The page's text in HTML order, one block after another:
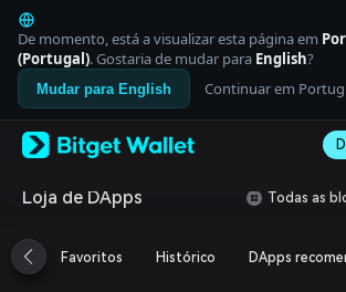
English
日本語
Tiếng Việt
Русский
Español (Latinoamérica)
Italiano
Deutsch
繁體中文
Português (Portugal)
De momento, está a visualizar esta página em
(Portugal). Gostaria de mudar para English?
Mudar para English Continuar em
Loja de DApps Todas as
Favoritos Histórico DApps